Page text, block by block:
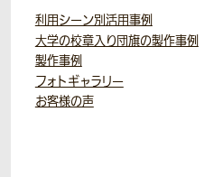
利用シーン別活用事例
大学の校章入り団旗の製作事例
製作事例
フォトギャラリー
お客様の声